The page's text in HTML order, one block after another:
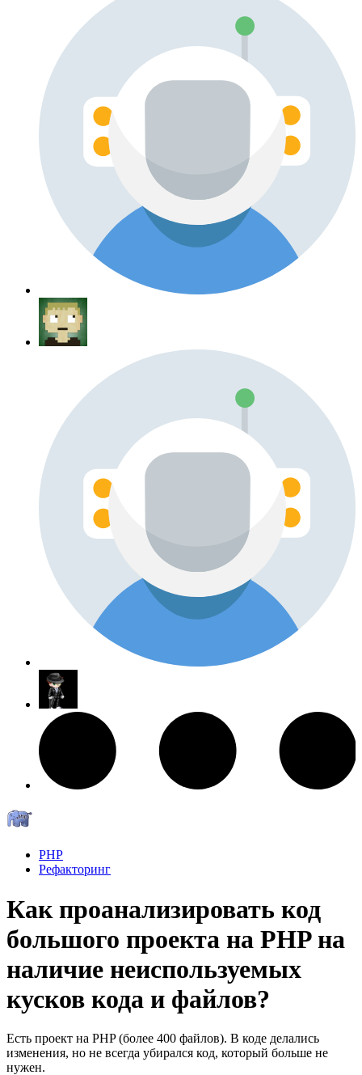
PHP
Рефакторинг
Как проанализировать код
большого проекта на PHP на
наличие неиспользуемых
кусков кода и файлов?
Есть проект на PHP (более 400 файлов). В коде делались
изменения, но не всегда убирался код, который больше не
нужен.